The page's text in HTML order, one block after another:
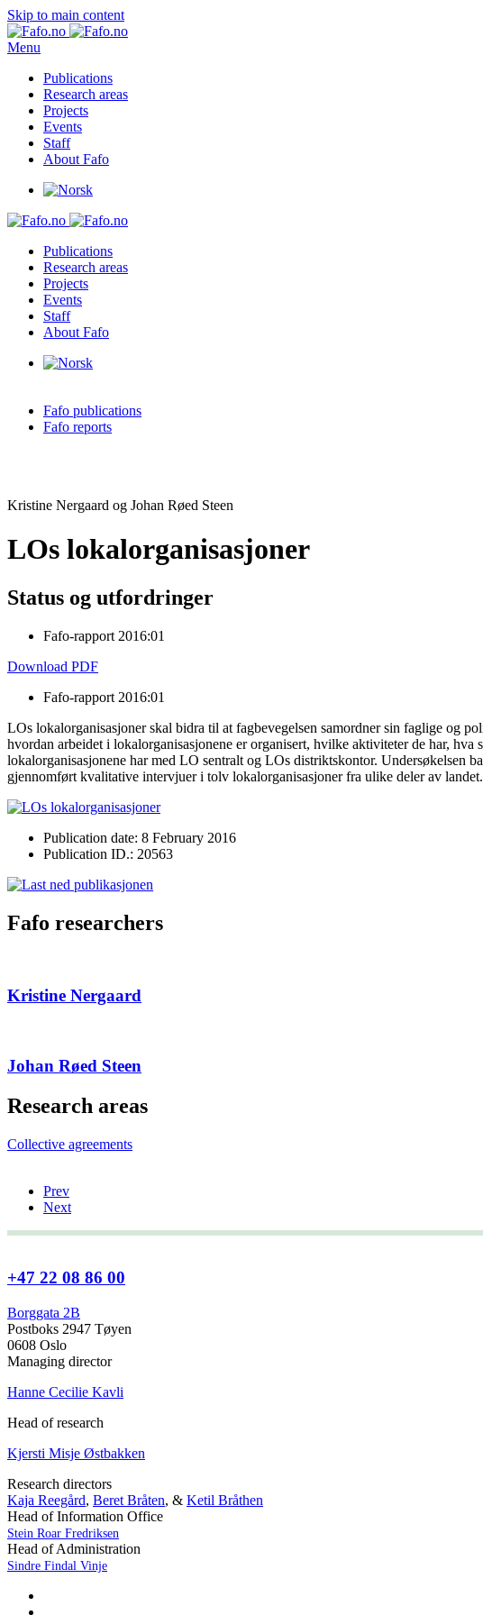
Skip to main content
Menu
Publications
Research areas
Projects
Events
Staff
About Fafo
Publications
Research areas
Projects
Events
Staff
About Fafo
Fafo publications
Fafo reports
Kristine Nergaard og Johan Røed Steen
LOs lokalorganisasjoner
Status og utfordringer
Fafo-rapport 2016:01
Download PDF
Fafo-rapport 2016:01
LOs lokalorganisasjoner skal bidra til at fagbevegelsen samordner sin faglige og
hvordan arbeidet i lokalorganisasjonene er organisert, hvilke aktiviteter de har,
lokalorganisasjonene har med LO sentralt og LOs distriktskontor. Undersøkelsen
gjennomført kvalitative intervjuer i tolv lokalorganisasjoner fra ulike deler av
Publication date: 8 February 2016
Publication ID.: 20563
Fafo researchers
Kristine Nergaard
Johan Røed Steen
Research areas
Collective agreements
Prev
Next
+47 22 08 86 00
Borggata 2B
Postboks 2947 Tøyen
0608 Oslo
Managing director
Hanne Cecilie Kavli
Head of research
Kjersti Misje Østbakken
Research directors
Kaja Reegård, Beret Bråten, & Ketil Bråthen
Head of Information Office
Stein Roar Fredriksen
Head of Administration
Sindre Findal Vinje